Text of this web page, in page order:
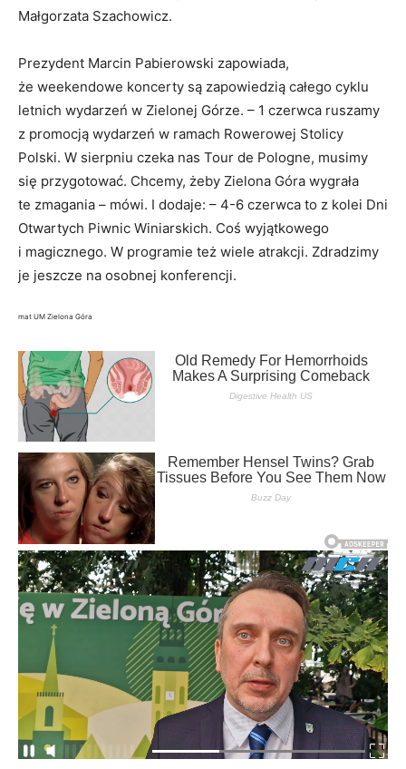
Małgorzata Szachowicz.
Prezydent Marcin Pabierowski zapowiada,
że weekendowe koncerty są zapowiedzią całego cyklu
letnich wydarzeń w Zielonej Górze. – 1 czerwca ruszamy
z promocją wydarzeń w ramach Rowerowej Stolicy
Polski. W sierpniu czeka nas Tour de Pologne, musimy
się przygotować. Chcemy, żeby Zielona Góra wygrała
te zmagania – mówi. I dodaje: – 4-6 czerwca to z kolei Dni
Otwartych Piwnic Winiarskich. Coś wyjątkowego
i magicznego. W programie też wiele atrakcji. Zdradzimy
je jeszcze na osobnej konferencji.
mat UM Zielona Góra